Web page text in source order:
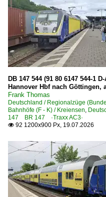
Kreiensen
Bahnhöfe (L - Q)
Leer
Lehrte
Lüneburg
Nienburg
Norddeich-Mole
Nordhausen
Osnabrück
Bahnhöfe (R - Z)
Rheine
2019
2020
2020
2021
2022
2023
2024
2025
DB 147 544 (91 80 6147 544-1
Hannover Hbf nach Göttingen,
Frank Thomas
Deutschland / Regionalzüge
Bahnhöfe (F - K) / Kreiensen,
147 BR 147 ·Traxx AC3·
 92 1200x900 Px, 19.07.2026